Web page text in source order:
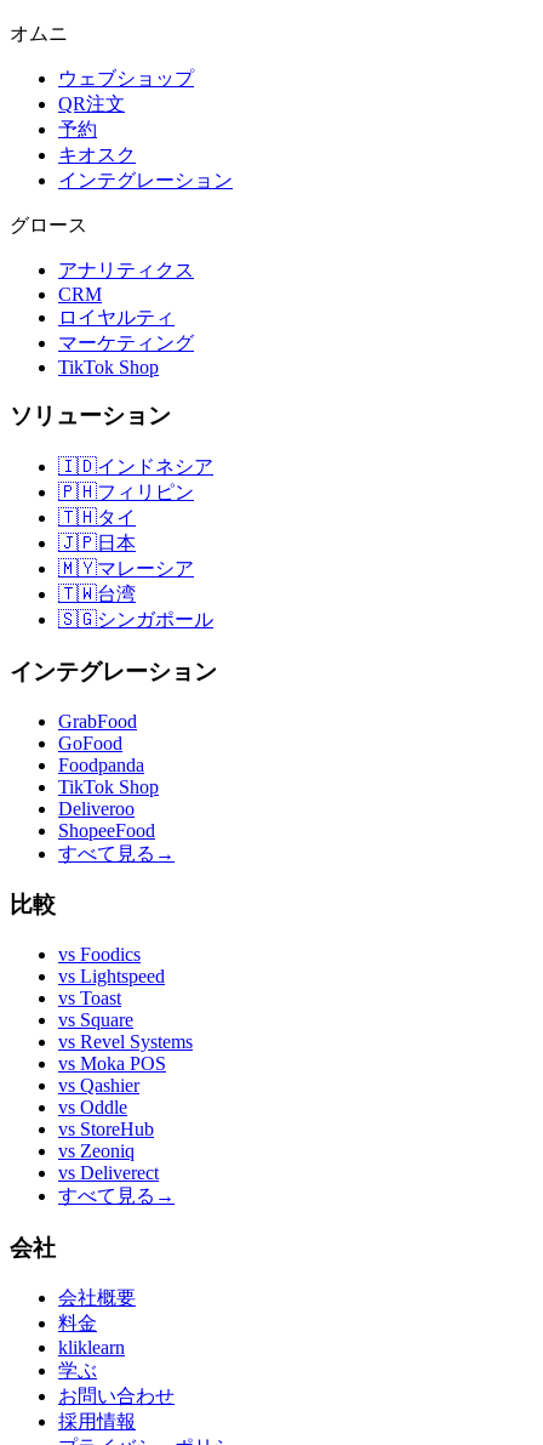
オムニ
ウェブショップ
QR注文
予約
キオスク
インテグレーション
グロース
アナリティクス
CRM
ロイヤルティ
マーケティング
TikTok Shop
ソリューション
🇮🇩インドネシア
🇵🇭フィリピン
🇹🇭タイ
🇯🇵日本
🇲🇾マレーシア
🇹🇼台湾
🇸🇬シンガポール
インテグレーション
GrabFood
GoFood
Foodpanda
TikTok Shop
Deliveroo
ShopeeFood
すべて見る →
比較
vs Foodics
vs Lightspeed
vs Toast
vs Square
vs Revel Systems
vs Moka POS
vs Qashier
vs Oddle
vs StoreHub
vs Zeoniq
vs Deliverect
すべて見る →
会社
会社概要
料金
kliklearn
学ぶ
お問い合わせ
採用情報